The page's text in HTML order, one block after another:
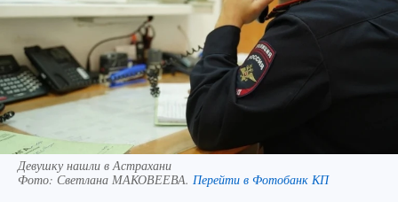
Девушку нашли в Астрахани
Фото: Светлана МАКОВЕЕВА. Перейти в Фотобанк КП